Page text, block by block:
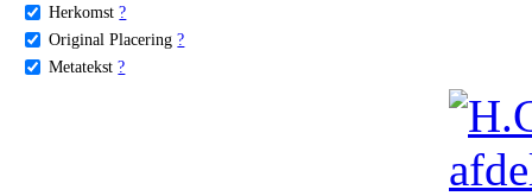
Herkomst ?
Original Placering ?
Metatekst ?